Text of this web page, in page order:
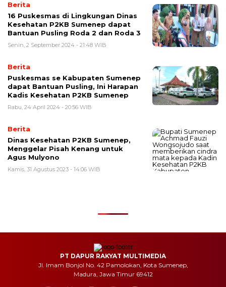
Berita
16 Puskesmas di Lingkungan Dinas
Kesehatan P2KB Sumenep dapat
Bantuan Pusling Roda 2 dan Roda 3
Senin, 2 September 2024 - 21:48 WIB
Berita
Puskesmas se Kabupaten Sumenep
dapat Bantuan Pusling, Ini Harapan
Kadis Kesehatan P2KB Sumenep
Rabu, 24 April 2024 - 20:56 WIB
Berita
Dinas Kesehatan P2KB Sumenep,
Menggelar Pisah Kenang untuk
Agus Mulyono
Kamis, 31 Agustus 2023 - 14:06 WIB
PT DAPUR RAKYAT MULTIMEDIA
Jl. Imam Bonjol No. 42 Pamolokan, Kota Sumenep,
Madura, Jawa Timur 69412